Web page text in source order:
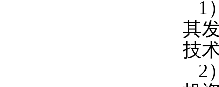
1
其
技
2